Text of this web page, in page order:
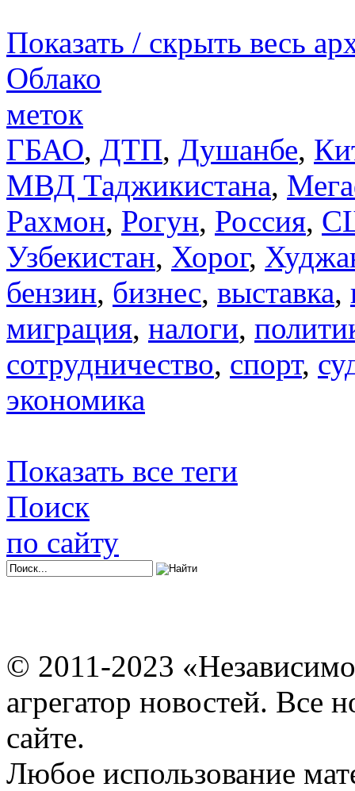
Показать / скрыть весь
Облако
меток
ГБАО, ДТП, Душанбе,
МВД Таджикистана,
Рахмон, Рогун, Россия,
Узбекистан, Хорог,
бензин, бизнес, выставка,
миграция, налоги,
сотрудничество, спорт,
экономика
Показать все теги
Поиск
по сайту
© 2011-2023
агрегатор новостей. Все
сайте.
Любое использование